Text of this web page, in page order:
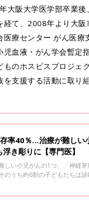
大阪大学医学部卒業
経て、2008年より大
医療センター がん医療
児血液・がん学会暫定
ものホスピスプロジェ
を支援する活動に取り
率40％…治療が難しい
き彫りに【専門医】
しい小児がんの1つ、「神経
のうち約6割の子どもたちは